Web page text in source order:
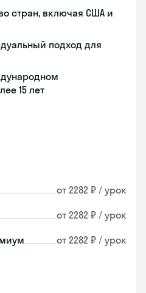
стран, включая США и
подход для
15 лет
от 2282 ₽ / урок
от 2282 ₽ / урок
от 2282 ₽ / урок